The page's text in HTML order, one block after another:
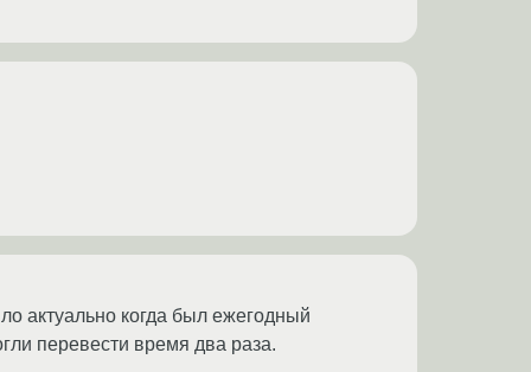
актуально когда был ежегодный
перевести время два раза.